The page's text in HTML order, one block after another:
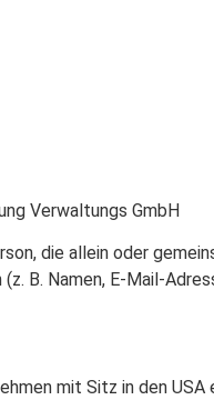
Verwaltungs GmbH
die allein oder
B. Namen, E-Mail-
mit Sitz in den USA